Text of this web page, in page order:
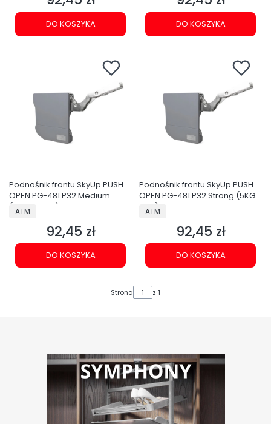
DO KOSZYKA DO KOSZYKA
Podnośnik frontu SkyUp PUSH
OPEN PG-481 P32 Medium
(3,5KG-5KG)
PRODUCENT
ATM
Cena
92,45 zł
DO KOSZYKA
Podnośnik frontu SkyUp PUSH
OPEN PG-481 P32 Strong (5KG-
6KG)
PRODUCENT
ATM
Cena
92,45 zł
DO KOSZYKA
Strona z 1